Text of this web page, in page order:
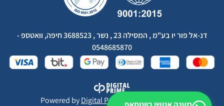
דנ-אל פור יו בע"מ , המסילה 23 , נשר , 3688523 חיפה, וואטספ -
0548685870
Powered byDigital Prime Monetization LTD